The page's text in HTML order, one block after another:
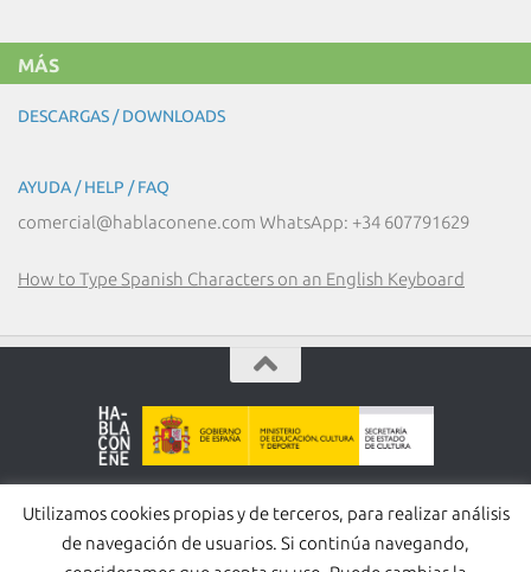
MÁS
DESCARGAS / DOWNLOADS
AYUDA / HELP / FAQ
comercial@hablaconene.com WhatsApp: +34 607791629
How to Type Spanish Characters on an English Keyboard
©HABLA CON EÑE S.L. -- T: +34 917 653 897 / Whatsapp:
+34
607 791 629
www.hablaconene.com
Política de Privacidad-Política de cookies
Utilizamos cookies propias y de terceros, para realizar análisis
de navegación de usuarios. Si continúa navegando,